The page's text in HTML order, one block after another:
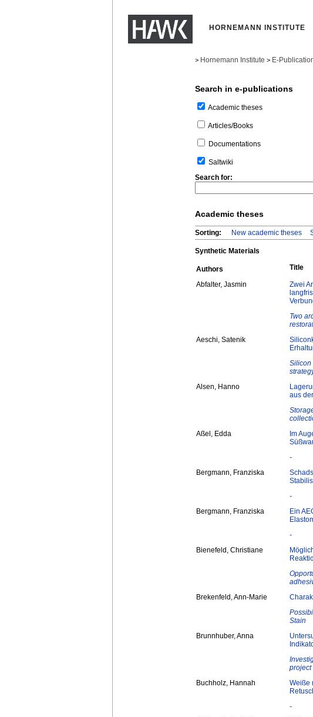
HORNEMANN INSTITUTE
> Hornemann Institute > E-
Search in e-publications
Academic theses
Articles/Books
Documentations
Saltwiki
Search for:
Academic theses
Sorting: New academic theses
Synthetic Materials
Authors Title
Abfalter, Jasmin
Zwei
Two
Aeschi, Satenik
Silicon
Alsen, Hanno
aus
Aßel, Edda
Im
-
Bergmann, Franziska
-
Bergmann, Franziska
Ein
-
Bienefeld, Christiane
Brekenfeld, Ann-Marie
Stain
Brunnhuber, Anna
project
Buchholz, Hannah
Weiße
-